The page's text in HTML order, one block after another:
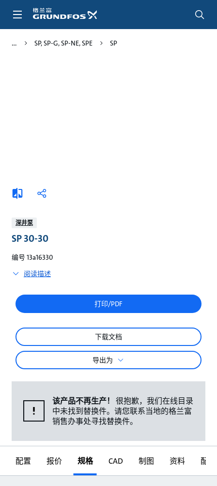
SP, SP-G, SP-NE, SPE SP
添
加
较
分
深井泵
SP 30-30
编号 13a16330
阅读描述
打印/PDF
下载文档
导出为
该产品不再生产！
很抱歉，我们在线目录
中未找到替换件。请您联系当地的格兰富
销售办事处寻找替换件。
配置 报价 规格 CAD 制图 资料 配件